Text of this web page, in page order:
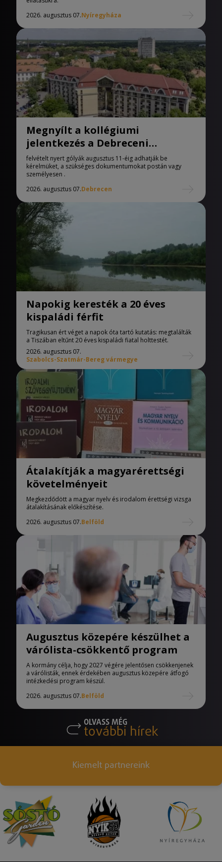
2026. augusztus 07.Nyíregyháza
Megnyílt a kollégiumi
jelentkezés a Debreceni
Egyetemen
felvételt nyert gólyák augusztus 11-éig adhatják be
kérelmüket, a szükséges dokumentumokat postán vagy
személyesen .
2026. augusztus 07.Debrecen
Napokig keresték a 20 éves
kispaládi férfit
Tragikusan ért véget a napok óta tartó kutatás: megtalálták
a Tiszában eltűnt 20 éves kispaládi fiatal holttestét.
2026. augusztus 07.
Szabolcs-Szatmár-Bereg vármegye
Átalakítják a magyarérettségi
követelményeit
Megkezdődött a magyar nyelv és irodalom érettségi vizsga
átalakításának előkészítése.
2026. augusztus 07.Belföld
Augusztus közepére készülhet a
várólista-csökkentő program
A kormány célja, hogy 2027 végére jelentősen csökkenjenek
a várólisták, ennek érdekében augusztus közepére átfogó
intézkedési program készül.
2026. augusztus 07.Belföld
OLVASS MÉG
további hírek
Kiemelt partnereink